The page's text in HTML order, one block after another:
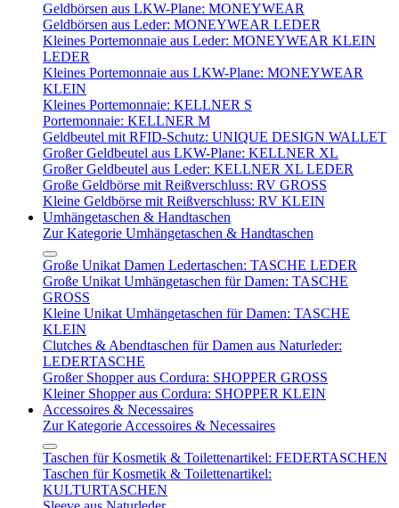
Geldbörsen aus LKW-Plane: MONEYWEAR
Geldbörsen aus Leder: MONEYWEAR LEDER
Kleines Portemonnaie aus Leder: MONEYWEAR KLEIN
LEDER
Kleines Portemonnaie aus LKW-Plane: MONEYWEAR
KLEIN
Kleines Portemonnaie: KELLNER S
Portemonnaie: KELLNER M
Geldbeutel mit RFID-Schutz: UNIQUE DESIGN WALLET
Großer Geldbeutel aus LKW-Plane: KELLNER XL
Großer Geldbeutel aus Leder: KELLNER XL LEDER
Große Geldbörse mit Reißverschluss: RV GROSS
Kleine Geldbörse mit Reißverschluss: RV KLEIN
Umhängetaschen & Handtaschen
Zur Kategorie Umhängetaschen & Handtaschen
Große Unikat Damen Ledertaschen: TASCHE LEDER
Große Unikat Umhängetaschen für Damen: TASCHE
GROSS
Kleine Unikat Umhängetaschen für Damen: TASCHE
KLEIN
Clutches & Abendtaschen für Damen aus Naturleder:
LEDERTASCHE
Großer Shopper aus Cordura: SHOPPER GROSS
Kleiner Shopper aus Cordura: SHOPPER KLEIN
Accessoires & Necessaires
Zur Kategorie Accessoires & Necessaires
Taschen für Kosmetik & Toilettenartikel: FEDERTASCHEN
Taschen für Kosmetik & Toilettenartikel:
KULTURTASCHEN